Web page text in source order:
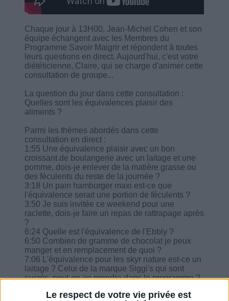
Le respect de votre vie privée est
Chaque jour à 13H00, Jean-Michel Cohen et son
équipe échangent avec les Membres du
Programme Savoir Maigrir et répondent à toutes
leurs questions en direct. Aujourd'hui, c'est votre
diététicienne, Claire, qui se charge d'animer cette
consultation de groupe...
La question du jour dans cette consultation :
Quelles sont les équivalences plaisir des
aliments ?
Parmi les thèmes abordés dans cette
consultation en direct :
1:55 Une équivalence plaisir avec un bon
croissant de boulangerie avec un laitage et une
pomme, dois-je enlever de la matière grasse ou
des féculents du reste de la journée ?
3:18 Un pain hamburger maxi est-ce que
l'équivalence serait une portion de féculents ?
3:50 Je suis invitée ce weekend pour une
raclette, dois-je faire un repas de rattrapage après
?
6:24 Quelle est l'équivalence de l'Ebbly ?
6:50 Combien de gramme de chocolat je peux
manger et en remplacement de quoi ?
7:06 L'équivalence pour les skyr nature est-ce un
laitage ? Celui de la marque Siggi's qui sont
sucrés, peut-on en prendre dans le programme ?
8:34 Des tartines de pain de campagne Pasquier,